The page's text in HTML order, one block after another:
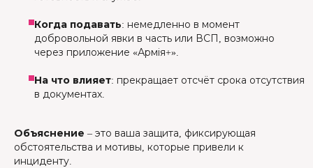
Когда подавать: немедленно в момент
добровольной явки в часть или ВСП, возможно
через приложение «Армія+».
На что влияет: прекращает отсчёт срока отсутствия
в документах.
Объяснение – это ваша защита, фиксирующая
обстоятельства и мотивы, которые привели к
инциденту.